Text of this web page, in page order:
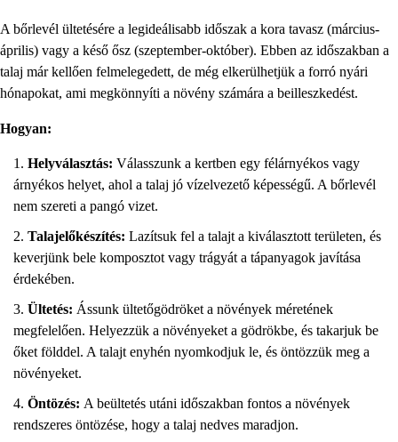
A bőrlevél ültetésére a legideálisabb időszak a kora tavasz (március-
április) vagy a késő ősz (szeptember-október). Ebben az időszakban a
talaj már kellően felmelegedett, de még elkerülhetjük a forró nyári
hónapokat, ami megkönnyíti a növény számára a beilleszkedést.
Hogyan:
Helyválasztás: Válasszunk a kertben egy félárnyékos vagy
árnyékos helyet, ahol a talaj jó vízelvezető képességű. A bőrlevél
nem szereti a pangó vizet.
Talajelőkészítés: Lazítsuk fel a talajt a kiválasztott területen, és
keverjünk bele komposztot vagy trágyát a tápanyagok javítása
érdekében.
Ültetés: Ássunk ültetőgödröket a növények méretének
megfelelően. Helyezzük a növényeket a gödrökbe, és takarjuk be
őket földdel. A talajt enyhén nyomkodjuk le, és öntözzük meg a
növényeket.
Öntözés: A beültetés utáni időszakban fontos a növények
rendszeres öntözése, hogy a talaj nedves maradjon.